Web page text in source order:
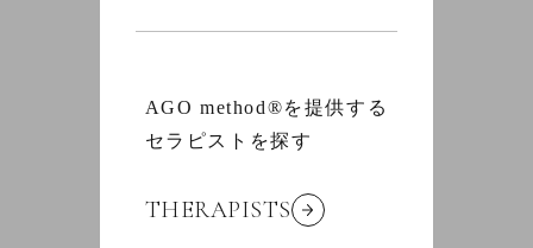
AGO method®を提供する
セラピストを探す
THERAPISTS